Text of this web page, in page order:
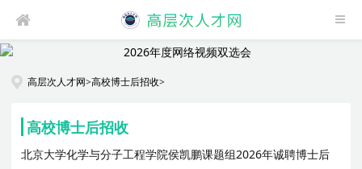
高层次人才网>高校博士后招收>
高校博士后招收
北京大学化学与分子工程学院侯凯鹏课题组2026年诚聘博士后